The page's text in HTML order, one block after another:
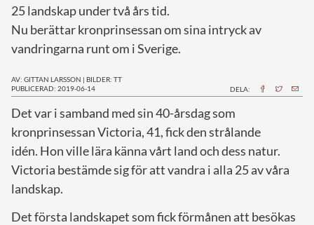
25 landskap under två års tid.
Nu berättar kronprinsessan om sina intryck av
vandringarna runt om i Sverige.
AV: GITTAN LARSSON | BILDER: TT
PUBLICERAD: 2019-06-14
DELA:
Det var i samband med sin 40-årsdag som
kronprinsessan Victoria, 41, fick den strålande
idén. Hon ville lära känna vårt land och dess natur.
Victoria bestämde sig för att vandra i alla 25 av våra
landskap.
Det första landskapet som fick förmånen att besökas